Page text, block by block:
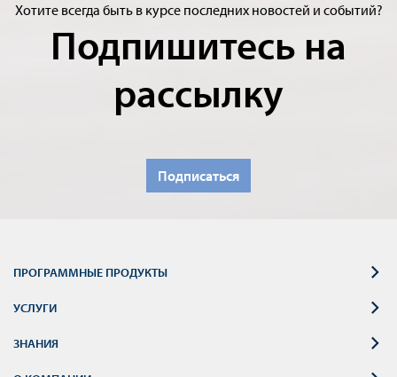
Хотите всегда быть в курсе последних новостей и событий?
Подпишитесь на
рассылку
Подписаться
ПРОГРАММНЫЕ ПРОДУКТЫ
УСЛУГИ
ЗНАНИЯ